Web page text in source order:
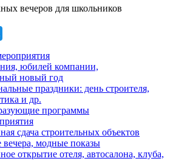
юбилей компании,
новый год
праздники: день строителя,
и др.
программы
сдача строительных объектов
вечера, модные показы
открытие отеля, автосалона, клуба,